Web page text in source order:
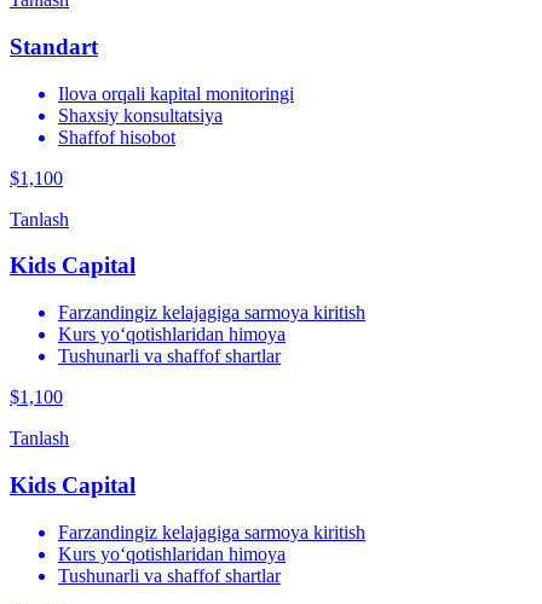
Standart
Ilova orqali kapital monitoringi
Shaxsiy konsultatsiya
Shaffof hisobot
$1,100
Tanlash
Kids Capital
Farzandingiz kelajagiga sarmoya kiritish
Kurs yo‘qotishlaridan himoya
Tushunarli va shaffof shartlar
$1,100
Tanlash
Kids Capital
Farzandingiz kelajagiga sarmoya kiritish
Kurs yo‘qotishlaridan himoya
Tushunarli va shaffof shartlar